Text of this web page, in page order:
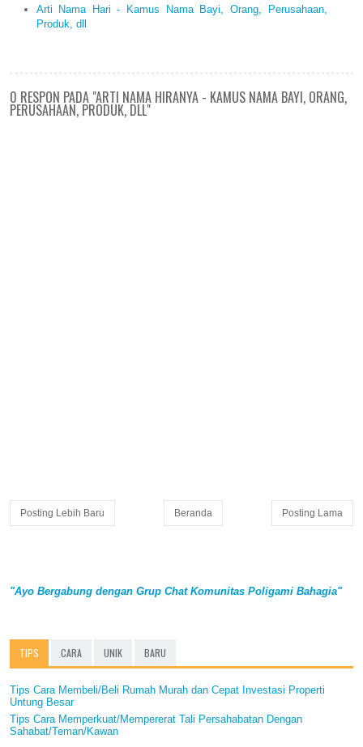
Arti Nama Hari - Kamus Nama Bayi, Orang, Perusahaan,
Produk, dll
0 RESPON PADA "ARTI NAMA HIRANYA - KAMUS NAMA BAYI, ORANG,
PERUSAHAAN, PRODUK, DLL"
Posting Lebih Baru Posting Lama
Beranda
"Ayo Bergabung dengan Grup Chat Komunitas Poligami Bahagia"
TIPS CARA UNIK BARU
Tips Cara Membeli/Beli Rumah Murah dan Cepat Investasi Properti
Untung Besar
Tips Cara Memperkuat/Mempererat Tali Persahabatan Dengan
Sahabat/Teman/Kawan